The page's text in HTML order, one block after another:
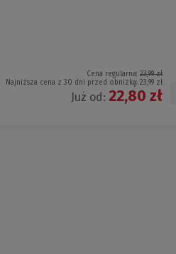
Cena regularna: 23,99 zł
Najniższa cena z 30 dni przed obniżką: 23,99 zł
Już od: 22,80 zł